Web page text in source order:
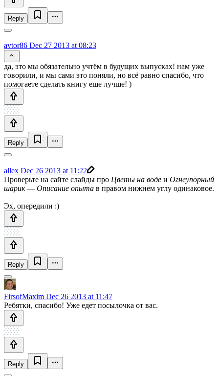
Reply
avtor86 Dec 27 2013 at 08:23
да, это мы обязательно учтём в будущих выпусках! нам уже
говорили, и мы сами это поняли, но всё равно спасибо, что
помогаете сделать книгу еще лучше! )
Reply
allex Dec 26 2013 at 11:22
Проверьте на сайте слайды про Цветы на воде и Огнеупорный
шарик— Описание опыта в правом нижнем углу одинаковое.
Эх, опередили :)
Reply
FirsofMaxim Dec 26 2013 at 11:47
Ребятки, спасибо! Уже едет посылочка от вас.
Reply